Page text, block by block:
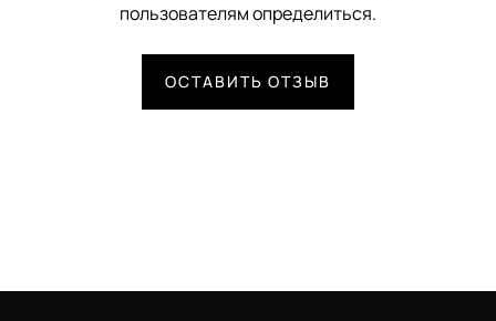
пользователям определиться.
ОСТАВИТЬ ОТЗЫВ